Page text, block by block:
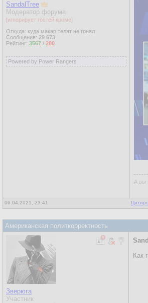
SandalTree
Модератор форума
[игнорирует гостей кроме]
Откуда: куда макар телят не гонял
Сообщения: 29 673
Рейтинг: 3567 / 280
Powered by Power Rangers
А вы
06.04.2021, 23:41
Американская политкорректность
Зверюга
Участник
Как